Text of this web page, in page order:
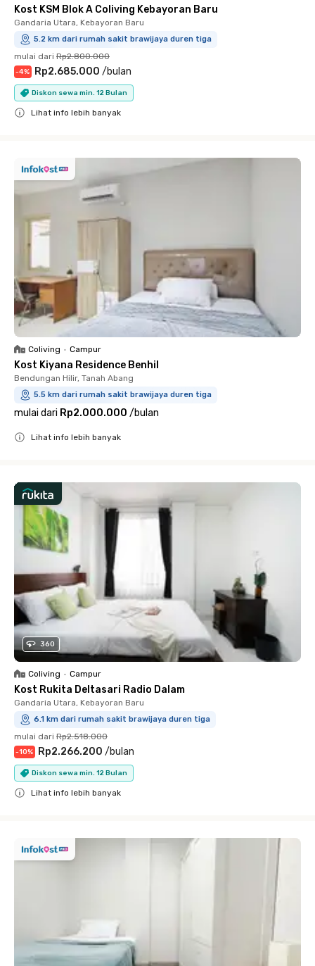
Kost KSM Blok A Coliving Kebayoran Baru
Gandaria Utara, Kebayoran Baru
5.2 km dari rumah sakit brawijaya duren tiga
mulai dari Rp2.800.000
-4% Rp2.685.000 /bulan
Diskon sewa min. 12 Bulan
Lihat info lebih banyak
Coliving • Campur
Kost Kiyana Residence Benhil
Bendungan Hilir, Tanah Abang
5.5 km dari rumah sakit brawijaya duren tiga
mulai dari Rp2.000.000 /bulan
Lihat info lebih banyak
360
Coliving • Campur
Kost Rukita Deltasari Radio Dalam
Gandaria Utara, Kebayoran Baru
6.1 km dari rumah sakit brawijaya duren tiga
mulai dari Rp2.518.000
-10% Rp2.266.200 /bulan
Diskon sewa min. 12 Bulan
Lihat info lebih banyak